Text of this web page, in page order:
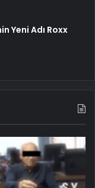
Yeni Adı Roxx